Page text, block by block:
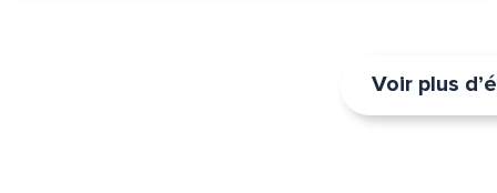
Voir plus